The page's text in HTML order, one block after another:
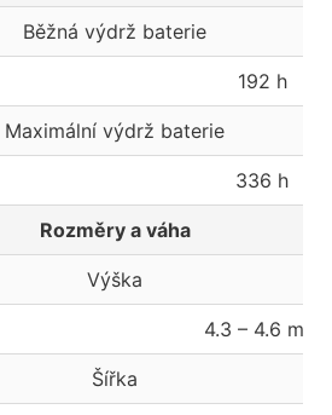
Běžná výdrž baterie
192 h
Maximální výdrž baterie
336 h
Rozměry a váha
Výška
4.3 – 4.6 mm
Šířka